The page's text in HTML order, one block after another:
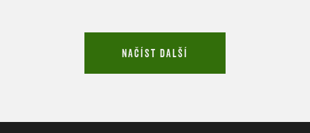
NAČÍST DALŠÍ